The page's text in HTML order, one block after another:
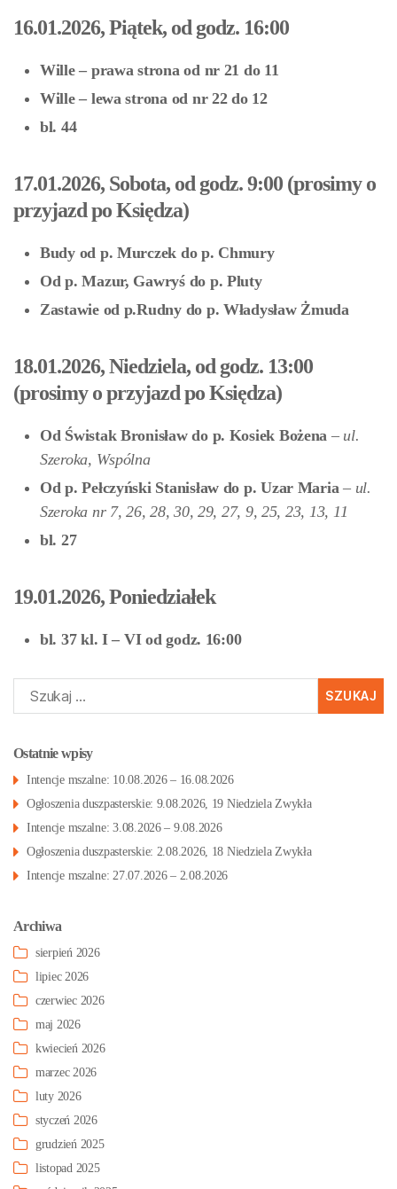
16.01.2026, Piątek, od godz. 16:00
Wille – prawa strona od nr 21 do 11
Wille – lewa strona od nr 22 do 12
bl. 44
17.01.2026, Sobota, od godz. 9:00 (prosimy o
przyjazd po Księdza)
Budy od p. Murczek do p. Chmury
Od p. Mazur, Gawryś do p. Pluty
Zastawie od p.Rudny do p. Władysław Żmuda
18.01.2026, Niedziela, od godz. 13:00
(prosimy o przyjazd po Księdza)
Od Świstak Bronisław do p. Kosiek Bożena – ul.
Szeroka, Wspólna
Od p. Pełczyński Stanisław do p. Uzar Maria–ul.
Szeroka nr 7, 26, 28, 30, 29, 27, 9, 25, 23, 13, 11
bl. 27
19.01.2026, Poniedziałek
bl. 37 kl. I – VI od godz. 16:00
Szukaj:
Ostatnie wpisy
Intencje mszalne: 10.08.2026 – 16.08.2026
Ogłoszenia duszpasterskie: 9.08.2026, 19 Niedziela Zwykła
Intencje mszalne: 3.08.2026 – 9.08.2026
Ogłoszenia duszpasterskie: 2.08.2026, 18 Niedziela Zwykła
Intencje mszalne: 27.07.2026 – 2.08.2026
Archiwa
sierpień 2026
lipiec 2026
czerwiec 2026
maj 2026
kwiecień 2026
marzec 2026
luty 2026
styczeń 2026
grudzień 2025
listopad 2025